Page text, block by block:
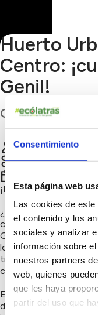
Consentimiento
Esta página web
Las cookies de
el contenido y los
sociales y analizar
información sobre
nuestros partners
web, quienes
que les haya
partir del uso que
Huerto
Centro:
Genil!
Granada
Nicolás Gemio Ruiz
Naturaleza y
¡Hola! 🌻
¿Os imagináis poder
casa? Desde la
Granada estamos
los huertos urbanos y
través de actividades
ciudadanos
Esta vez nos hemos
donde queremos